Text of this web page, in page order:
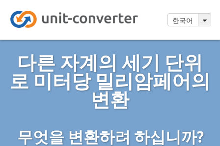
한국어
다른 자계의 세기 단위
로 미터당 밀리암페어의
변환
무엇을 변환하려 하십니까?